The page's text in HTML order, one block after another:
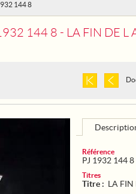
144 8
144 8 - LA FIN DE L
Référence
PJ 1932 144 8
Titres
Titre : LA FIN